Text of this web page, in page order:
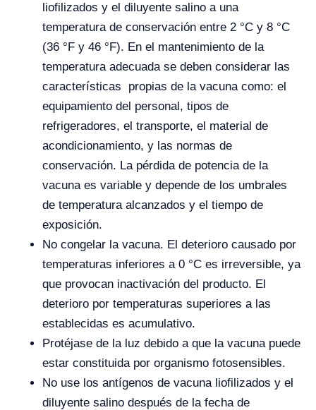
liofilizados y el diluyente salino a una
temperatura de conservación entre 2 °C y 8 °C
(36 °F y 46 °F). En el mantenimiento de la
temperatura adecuada se deben considerar las
características propias de la vacuna como: el
equipamiento del personal, tipos de
refrigeradores, el transporte, el material de
acondicionamiento, y las normas de
conservación. La pérdida de potencia de la
vacuna es variable y depende de los umbrales
de temperatura alcanzados y el tiempo de
exposición.
No congelar la vacuna. El deterioro causado por
temperaturas inferiores a 0 °C es irreversible, ya
que provocan inactivación del producto. El
deterioro por temperaturas superiores a las
establecidas es acumulativo.
Protéjase de la luz debido a que la vacuna puede
estar constituida por organismo fotosensibles.
No use los antígenos de vacuna liofilizados y el
diluyente salino después de la fecha de